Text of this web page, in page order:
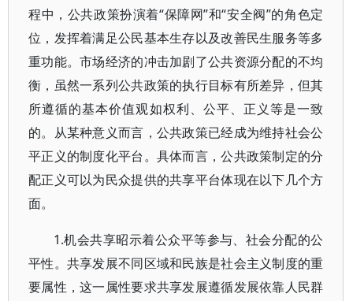
程中，公共政策扮演着“保障网”和“安全阀”的角色定
位，发挥着满足公民基本生存以及改善民生服务等多
重功能。市场经济的冲击加剧了公共资源分配的不均
衡，虽然一系列公共政策的执行目标有所差异，但其
所遵循的基本价值观如权利、公平、正义等是一致
的。从某种意义而言，公共政策已经成为维持社会公
平正义的制度化平台。具体而言，公共政策制定的分
配正义可以为民众提供的共享平台体现在以下几个方
面。
1.机会共享昭示着公众平等参与、社会分配的公
平性。共享发展不同区域和民族是社会主义制度的重
要属性，这一属性要求共享发展遵循发展依靠人民群